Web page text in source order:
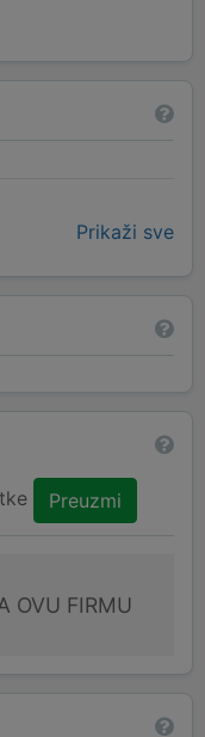
Prikaži sve
Preuzmi
OVU FIRMU